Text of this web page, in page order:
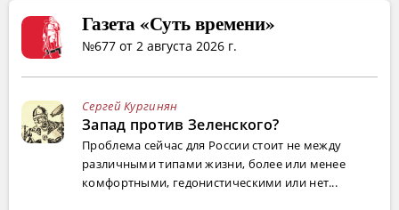
Газета «Суть времени»
№677 от 2 августа 2026 г.
Сергей Кургинян
Запад против Зеленского?
Проблема сейчас для России стоит не между
различными типами жизни, более или менее
комфортными, гедонистическими или нет...